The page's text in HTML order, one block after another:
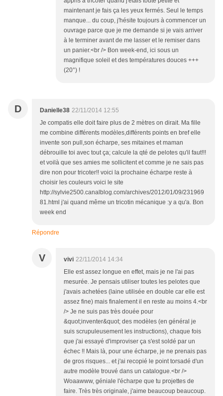
maintenant je fais ça les yeux fermés. Seul le temps
manque... du coup, j'hésite toujours à commencer un
ouvrage parce que je me demande si je vais arriver
à le terminer avant de me lasser et le remiser dans
un panier.<br /> Bon week-end, ici sous un
magnifique soleil et des températures douces +++
(20°) !
D Danielle38 22/11/2014 12:55
Je compatis elle doit faire plus de 2 mètres on dirait. Ma fille
me combine différents modèles,différents points en bref elle
invente son pull,son écharpe, ses mitaines et maman
débrouille toi avec tout ça; calcule la qté de pelotes qu'il faut!!!
et voilà que ses amies me sollicitent et comme je ne sais pas
dire non pour tricoter!! voici la prochaine écharpe reste à
choisir les couleurs voici le site
http://sylvie2500.canalblog.com/archives/2012/01/09/231969
81.html j'ai quand même un tricotin mécanique :y a qu'a. Bon
week end
Répondre
V vivi 22/11/2014 14:34
Elle est assez longue en effet, mais je ne l'ai pas
mesurée. Je pensais utiliser toutes les pelotes que
j'avais achetées (laine utilisée en double car elle est
assez fine) mais finalement il en reste au moins 4.<br
/> Je ne suis pas très douée pour
&quot;inventer&quot; des modèles (en général je
suis scrupuleusement les instructions), chaque fois
que j'ai essayé d'improviser ça s'est soldé par un
échec !! Mais là, pour une écharpe, je ne prenais pas
de gros risques... et j'ai recopié le point torsadé d'un
autre modèle trouvé dans un catalogue.<br />
Woaawww, géniale l'écharpe que tu projettes de
faire. Très très originale, j'aime beaucoup beaucoup.